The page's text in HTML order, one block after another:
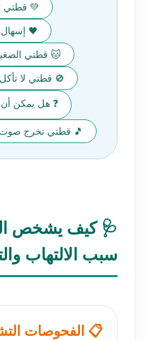
💚 قطتي
🖤
🐱 قطتي
🚫 قطتي لا
❓ هل يمكن
🎵 قطتي تخرج صوت
🩺 كيف يشخص
سبب الالتهاب
📋 الفحوصات